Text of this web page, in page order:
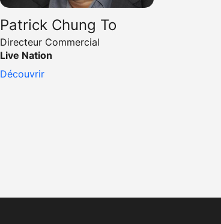
Patrick Chung To
Directeur Commercial
Live Nation
Découvrir